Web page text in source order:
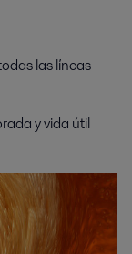
las líneas
y vida útil